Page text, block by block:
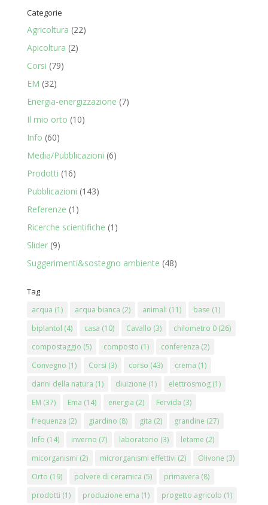
Categorie
Agricoltura (22)
Apicoltura (2)
Corsi (79)
EM (32)
Energia-energizzazione (7)
Il mio orto (10)
Info (60)
Media/Pubblicazioni (6)
Prodotti (16)
Pubblicazioni (143)
Referenze (1)
Ricerche scientifiche (1)
Slider(9)
Suggerimenti&sostegno ambiente (48)
Tag
acqua (1) acqua bianca (2) animali (11) base (1)
biplantol (4) casa (10) Cavallo (3) chilometro 0(26)
compostaggio (5) composto (1) conferenza (2)
Convegno (1) Corsi (3) corso (43) crema (1)
danni della natura (1) diuizione (1) elettrosmog(1)
EM (37) Ema (14) energia (2) Fervida (3)
frequenza (2) giardino (8) gita (2) grandine (27)
Info (14) inverno (7) laboratorio (3) letame (2)
micorganismi (2) microrganismi effettivi (2) Olivone (3)
Orto (19) polvere di ceramica (5) primavera (8)
prodotti (1) produzione ema (1) progetto agricolo (1)